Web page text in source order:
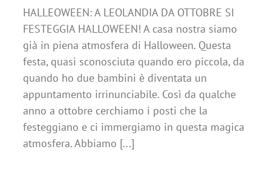
HALLEOWEEN: A LEOLANDIA DA OTTOBRE SI
FESTEGGIA HALLOWEEN! A casa nostra siamo
già in piena atmosfera di Halloween. Questa
festa, quasi sconosciuta quando ero piccola, da
quando ho due bambini è diventata un
appuntamento irrinunciabile. Così da qualche
anno a ottobre cerchiamo i posti che la
festeggiano e ci immergiamo in questa magica
atmosfera. Abbiamo [...]